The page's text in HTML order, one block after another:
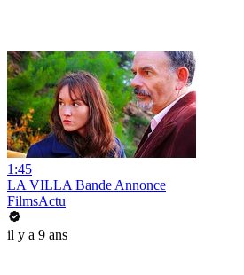
1:45
LA VILLA Bande Annonce
FilmsActu
il y a 9 ans